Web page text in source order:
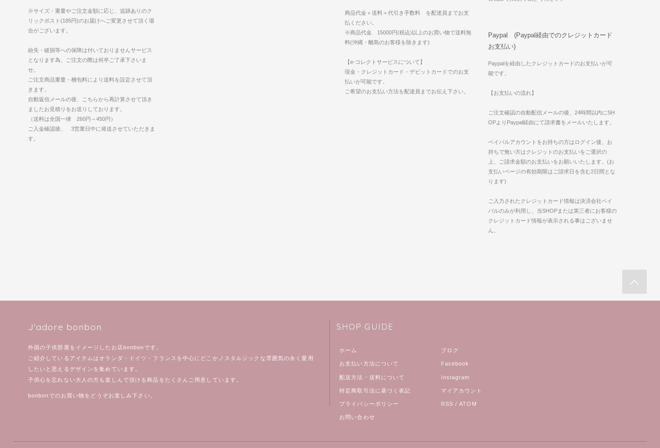
※サイズ・重量やご注文金額に応じ、追跡ありのク
リックポスト(185円)のお届けへご変更させて頂く場
合がございます。
紛失・破損等への保障は付いておりませんサービス
となります為、ご注文の際は何卒ご了承下さいま
せ。
ご注文商品重量・梱包料により送料を設定させて頂
きます。
自動返信メールの後、こちらから再計算させて頂き
ましたお見積りをお送りしております。
（送料は全国一律 260円～450円）
ご入金確認後、 3営業日中に発送させていただきま
す。
商品代金＋送料＋代引き手数料 を配達員までお支
払ください。
※商品代金 15000円(税込)以上のお買い物で送料無
料(沖縄・離島のお客様を除きます)
【e-コレクトサービスについて】
現金・クレジットカード・デビットカードでのお支
払いが可能です。
ご希望のお支払い方法を配達員までお伝え下さい。
Paypal (Paypal経由でのクレジットカード
お支払い)
Paypalを経由したクレジットカードのお支払いが可
能です。
【お支払いの流れ】
ご注文確認の自動配信メールの後、24時間以内にSH
OPよりPaypal経由にて請求書をメールいたします。
ペイパルアカウントをお持ちの方はログイン後、お
持ちで無い方はクレジットのお支払いをご選択の
上、ご請求金額のお支払いをお願いいたします。(お
支払いページの有効期限はご請求日を含む2日間とな
ります)
ご入力されたクレジットカード情報は決済会社ペイ
パルのみが利用し、当SHOPまたは第三者にお客様の
クレジットカード情報が表示される事はございませ
ん。
J'adore bonbon
外国の子供部屋をイメージしたお店bonbonです。
ご紹介しているアイテムはオランダ・ドイツ・フランスを中心にどこかノスタルジックな雰囲気の永く愛用
したいと思えるデザインを集めています。
子供心を忘れない大人の方も楽しんで頂ける商品をたくさんご用意しています。
bonbonでのお買い物をどうぞお楽しみ下さい。
SHOP GUIDE
ホーム
お支払い方法について
配送方法・送料について
特定商取引法に基づく表記
プライバシーポリシー
お問い合わせ
ブログ
Facebook
Instagram
マイアカウント
RSS /ATOM